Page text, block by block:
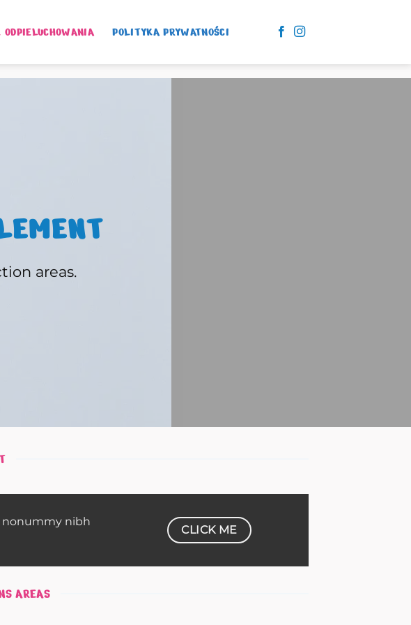
ODPIELUCHOWANIA POLITYKA PRYWATNOŚCI
areas.
nonummy nibh
CLICK ME
AREAS